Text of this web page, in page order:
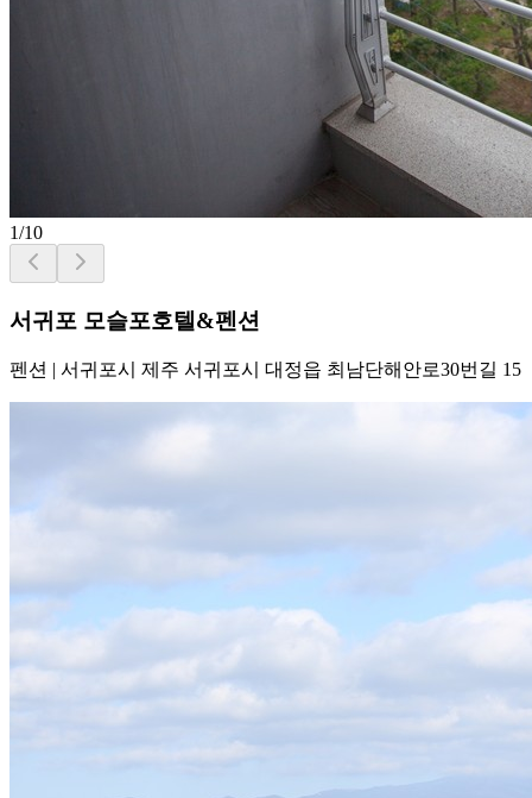
1/10
서귀포 모슬포호텔&펜션
펜션 | 서귀포시 제주 서귀포시 대정읍 최남단해안로30번길 15